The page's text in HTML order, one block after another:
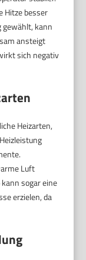
Hitze besser
gewählt, kann
ansteigt
sich negativ
Heizarten,
Luft
sogar eine
erzielen, da